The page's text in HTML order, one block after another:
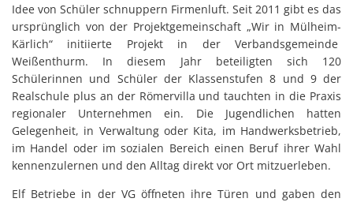
Idee von Schüler schnuppern Firmenluft. Seit 2011 gibt es das
ursprünglich von der Projektgemeinschaft „Wir in Mülheim-
Kärlich“ initiierte Projekt in der Verbandsgemeinde
Weißenthurm. In diesem Jahr beteiligten sich 120
Schülerinnen und Schüler der Klassenstufen 8 und 9 der
Realschule plus an der Römervilla und tauchten in die Praxis
regionaler Unternehmen ein. Die Jugendlichen hatten
Gelegenheit, in Verwaltung oder Kita, im Handwerksbetrieb,
im Handel oder im sozialen Bereich einen Beruf ihrer Wahl
kennenzulernen und den Alltag direkt vor Ort mitzuerleben.
Elf Betriebe in der VG öffneten ihre Türen und gaben den